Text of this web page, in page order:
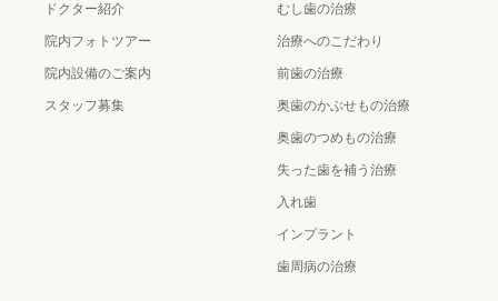
ドクター紹介
院内フォトツアー
院内設備のご案内
スタッフ募集
むし歯の治療
治療へのこだわり
前歯の治療
奥歯のかぶせもの治療
奥歯のつめもの治療
失った歯を補う治療
入れ歯
インプラント
歯周病の治療